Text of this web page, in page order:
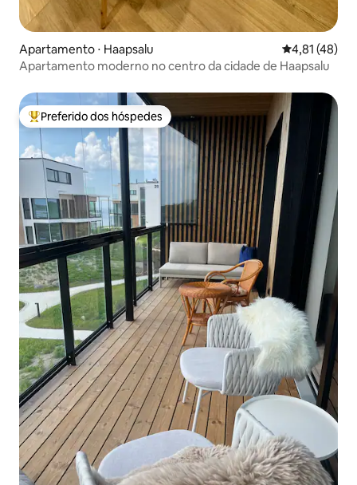
Apartamento ⋅ Haapsalu 4,81 de uma
4,81 (48)
Apartamento moderno no centro da cidade de Haapsalu
Entre os melhores preferidos dos hóspedes
Preferido dos hóspedes